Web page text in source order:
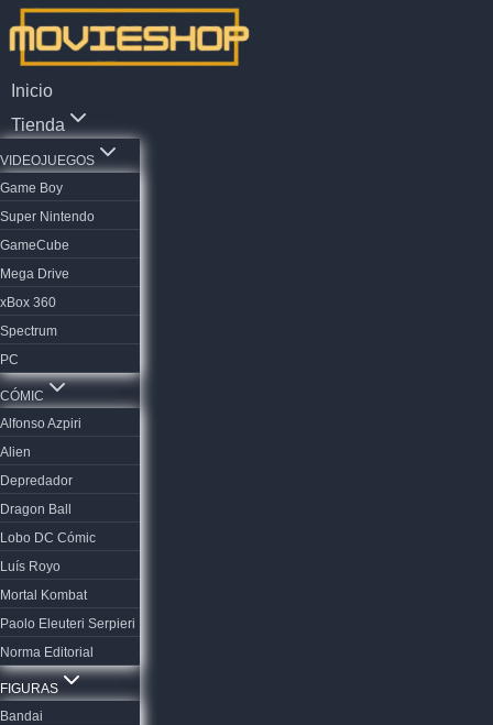
Saltar
contenido
Inicio
Tienda
VIDEOJUEGOS
Game Boy
Super Nintendo
GameCube
Mega Drive
xBox 360
Spectrum
PC
CÓMIC
Alfonso Azpiri
Alien
Depredador
Dragon Ball
Lobo DC Cómic
Luís Royo
Mortal Kombat
Paolo Eleuteri Serpieri
Norma Editorial
FIGURAS
Bandai